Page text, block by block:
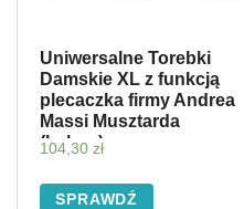
Uniwersalne Torebki
Damskie XL z funkcją
plecaczka firmy Andrea
Massi Musztarda
(kolory)
104,30 zł
SPRAWDŹ